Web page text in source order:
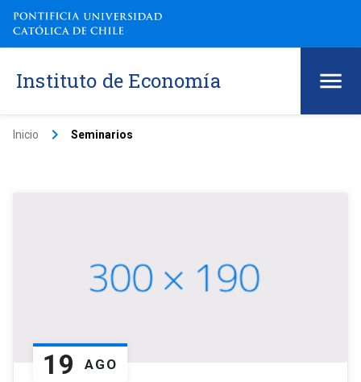
Instituto de Economía
Inicio keyboard_arrow_right Seminarios
19 AGO